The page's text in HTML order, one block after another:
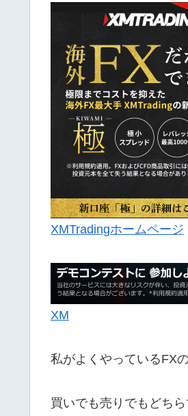
XMTradingホームページ
XM
私がよくやっているFX
買いでも売りでもどち